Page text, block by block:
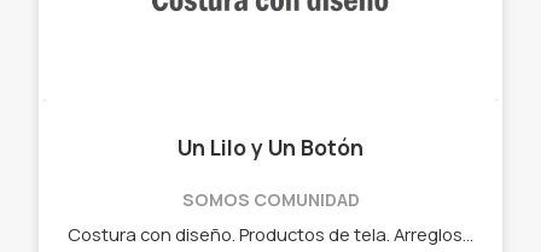
Un Lilo y Un Botón
SOMOS COMUNIDAD